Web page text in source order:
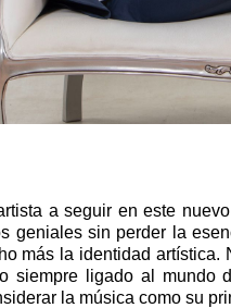
a seguir en este
geniales sin perder la
más la identidad
siempre ligado al mundo
la música como su